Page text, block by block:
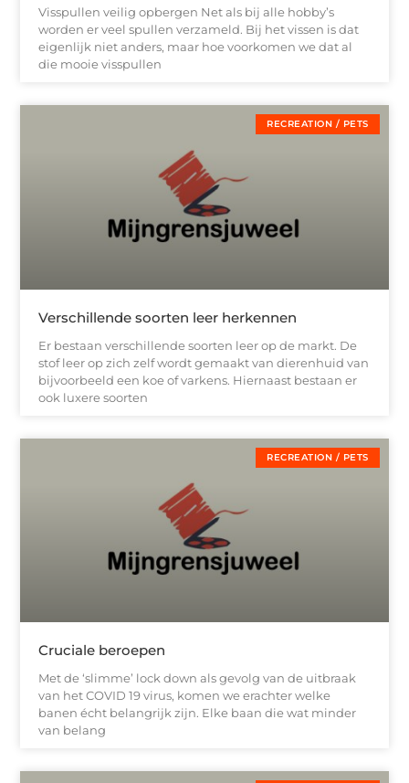
Visspullen veilig opbergen Net als bij alle hobby’s
worden er veel spullen verzameld. Bij het vissen is dat
eigenlijk niet anders, maar hoe voorkomen we dat al
die mooie visspullen
RECREATION / PETS
Verschillende soorten leer herkennen
Er bestaan verschillende soorten leer op de markt. De
stof leer op zich zelf wordt gemaakt van dierenhuid van
bijvoorbeeld een koe of varkens. Hiernaast bestaan er
ook luxere soorten
RECREATION / PETS
Cruciale beroepen
Met de ‘slimme’ lock down als gevolg van de uitbraak
van het COVID 19 virus, komen we erachter welke
banen écht belangrijk zijn. Elke baan die wat minder
van belang